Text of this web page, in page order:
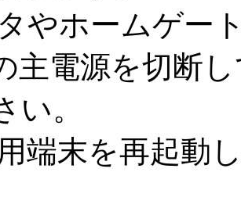
タやホームゲー
主電源を切断
い。
端末を再起動